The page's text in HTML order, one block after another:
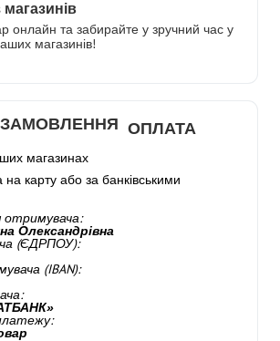
онлайн та забирайте у зручний час у
магазинів!
ОПЛАТА
магазинах
карту або за банківськими
отримувача:
Олександрівна
(ЄДРПОУ):
(IBAN):